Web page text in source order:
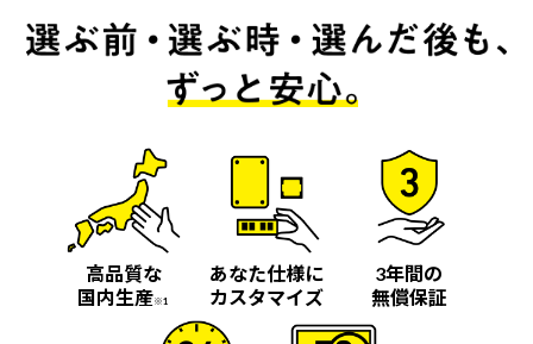
高品質な
国内生産※1
あなた仕様に
カスタマイズ
3年間の
無償保証